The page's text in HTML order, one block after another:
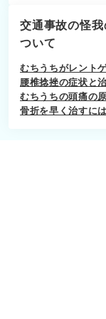
交通事故の怪
ついて
むちうちがレント
腰椎捻挫の症状と
むちうちの頭痛の
骨折を早く治すに